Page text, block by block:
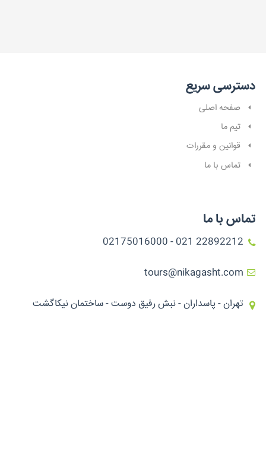
دسترسی سریع
صفحه اصلی
تیم ما
قوانین و مقررات
تماس با ما
تماس با ما
22892212 021 - 02175016000
tours@nikagasht.com
تهران - پاسداران - نبش رفیق دوست - ساختمان نیکاگشت